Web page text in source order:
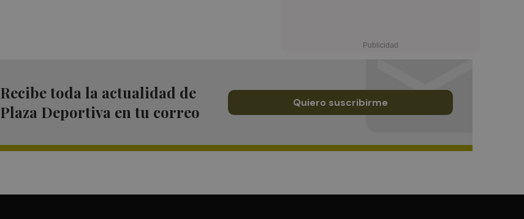
Recibe toda la actualidad de
Plaza Deportiva en tu correo
Quiero suscribirme